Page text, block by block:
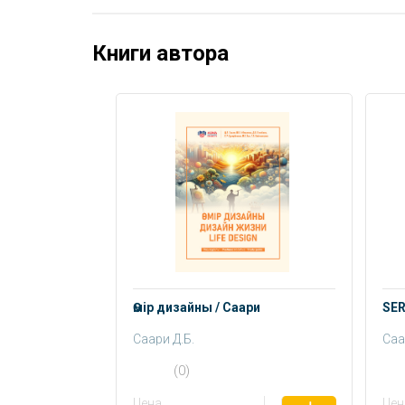
Книги автора
Өмір дизайны / Саари
Саари Д.Б.
(0)